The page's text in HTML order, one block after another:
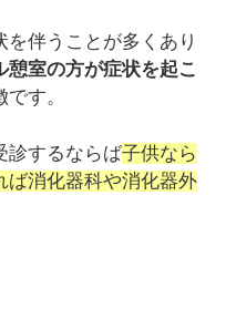
伴うことが多くあり
憩室の方が症状を起こ
す。
診するならば子供なら
ば消化器科や消化器外